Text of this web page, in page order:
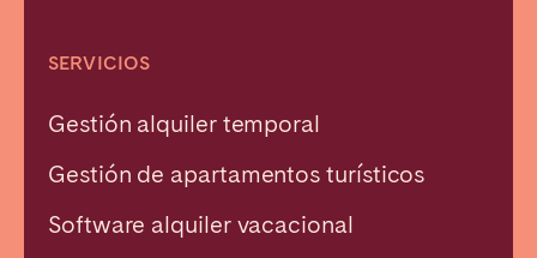
SERVICIOS
Gestión alquiler temporal
Gestión de apartamentos turísticos
Software alquiler vacacional